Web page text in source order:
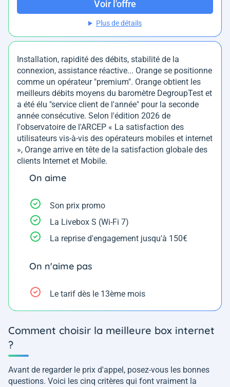
Voir l'offre
Plus de détails
Installation, rapidité des débits, stabilité de la
connexion, assistance réactive... Orange se positionne
comme un opérateur "premium". Orange obtient les
meilleurs débits moyens du baromètre DegroupTest et
a été élu "service client de l'année" pour la seconde
année consécutive. Selon l'édition 2026 de
l'observatoire de l'ARCEP « La satisfaction des
utilisateurs vis-à-vis des opérateurs mobiles et internet
», Orange arrive en tête de la satisfaction globale des
clients Internet et Mobile.
On aime
Son prix promo
La Livebox S (Wi-Fi 7)
La reprise d'engagement jusqu'à 150€
On n'aime pas
Le tarif dès le 13ème mois
Comment choisir la meilleure box internet
?
Avant de regarder le prix d'appel, posez-vous les bonnes
questions. Voici les cinq critères qui font vraiment la